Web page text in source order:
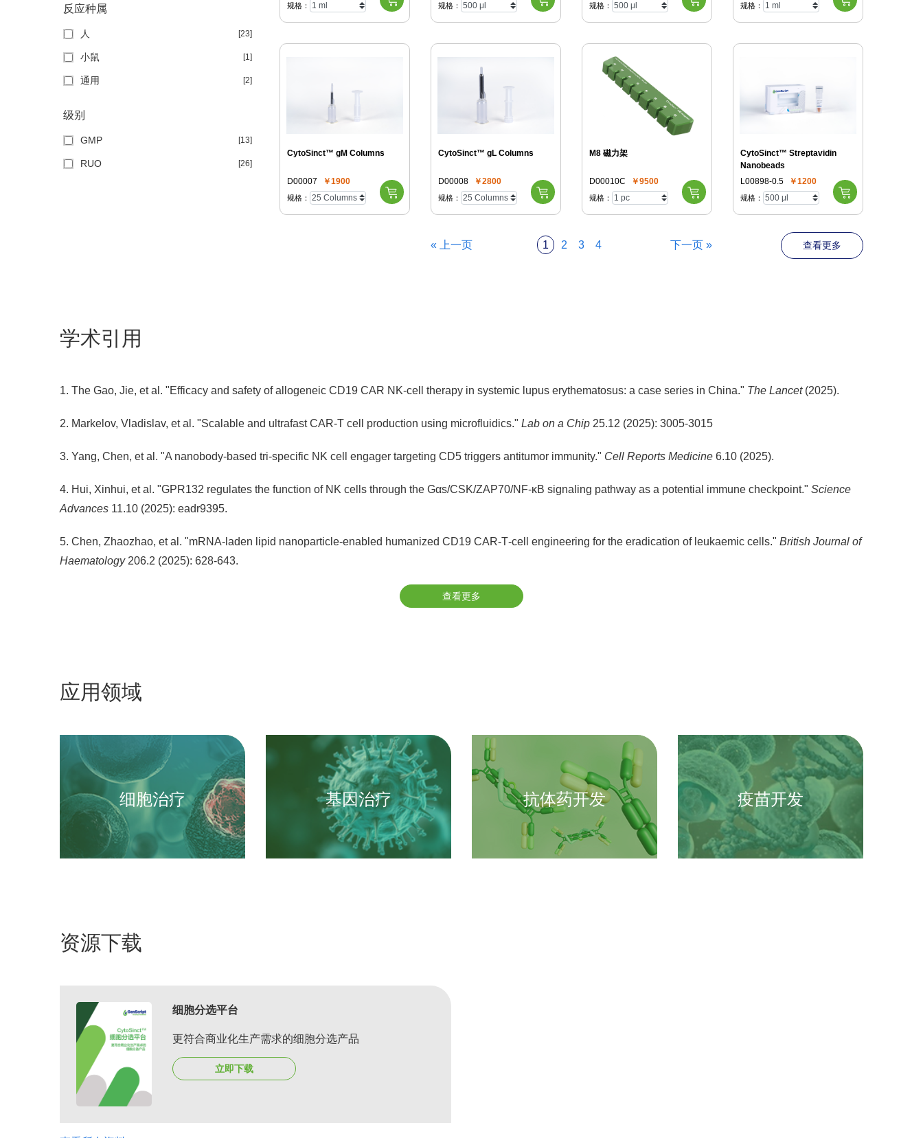
反应种属
人 [23]
小鼠 [1]
通用 [2]
级别
GMP [13]
RUO [26]
规格： 规格： 规格： 规格：
CytoSinct™ gM Columns
D00007 ￥1900
规格：
CytoSinct™ gL Columns
D00008 ￥2800
规格：
M8 磁力架
D00010C ￥9500
规格：
CytoSinct™ Streptavidin
Nanobeads
L00898-0.5
￥1200
规格：
« 上一页 1 2 3 4 下一页 » 查看更多
学术引用
1. The Gao, Jie, et al. "Efficacy and safety of allogeneic CD19 CAR NK-cell therapy in systemic lupus erythematosus: a case series in China." The Lancet(2025).
2. Markelov, Vladislav, et al. "Scalable and ultrafast CAR-T cell production using microfluidics." Lab on a Chip 25.12 (2025): 3005-3015
3. Yang, Chen, et al. "A nanobody-based tri-specific NK cell engager targeting CD5 triggers antitumor immunity." Cell Reports Medicine 6.10 (2025).
4. Hui, Xinhui, et al. "GPR132 regulates the function of NK cells through the Gαs/CSK/ZAP70/NF-κB signaling pathway as a potential immune checkpoint." Science
Advances 11.10 (2025): eadr9395.
5. Chen, Zhaozhao, et al. "mRNA‐laden lipid nanoparticle‐enabled humanized CD19 CAR‐T‐cell engineering for the eradication of leukaemic cells." British Journal of
Haematology206.2 (2025): 628-643.
查看更多
应用领域
细胞治疗 基因治疗 抗体药开发 疫苗开发
资源下载
细胞分选平台
更符合商业化生产需求的细胞分选产品
立即下载